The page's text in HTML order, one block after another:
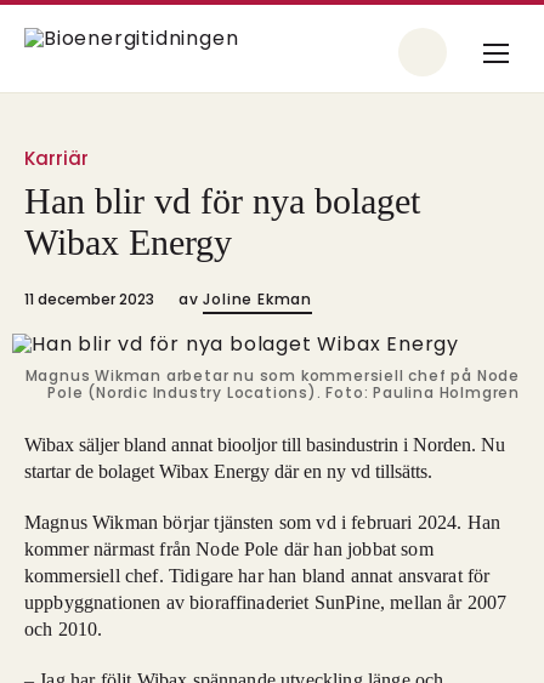
Karriär
Han blir vd för nya bolaget
Wibax Energy
11 december 2023 av Joline Ekman
Magnus Wikman arbetar nu som kommersiell chef på Node
Pole (Nordic Industry Locations). Foto: Paulina Holmgren
Wibax säljer bland annat biooljor till basindustrin i Norden. Nu
startar de bolaget Wibax Energy där en ny vd tillsätts.
Magnus Wikman börjar tjänsten som vd i februari 2024. Han
kommer närmast från Node Pole där han jobbat som
kommersiell chef. Tidigare har han bland annat ansvarat för
uppbyggnationen av bioraffinaderiet SunPine, mellan år 2007
och 2010.